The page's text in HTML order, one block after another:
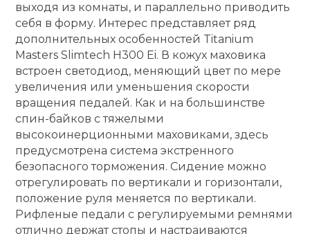
выходя из комнаты, и параллельно приводить
себя в форму. Интерес представляет ряд
дополнительных особенностей Titanium
Masters Slimtech H300 Ei. В кожух маховика
встроен светодиод, меняющий цвет по мере
увеличения или уменьшения скорости
вращения педалей. Как и на большинстве
спин-байков с тяжелыми
высокоинерционными маховиками, здесь
предусмотрена система экстренного
безопасного торможения. Сидение можно
отрегулировать по вертикали и горизонтали,
положение руля меняется по вертикали.
Рифленые педали с регулируемыми ремнями
отлично держат стопы и настраиваются